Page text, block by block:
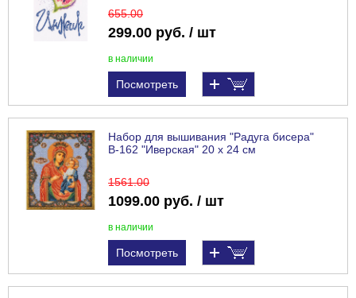
655.00
299.00 руб. / шт
в наличии
Посмотреть
Набор для вышивания "Радуга бисера"
В-162 "Иверская" 20 х 24 см
1561.00
1099.00 руб. / шт
в наличии
Посмотреть